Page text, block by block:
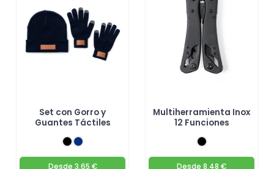
Set con Gorro y
Guantes Táctiles
Desde 3.65 €
Multiherramienta Inox
12 Funciones
Desde 8.48 €